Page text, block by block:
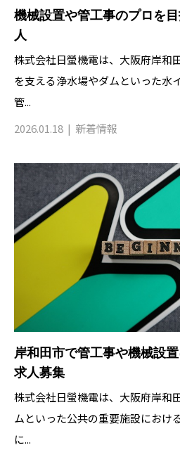
機械設置や管工事のプロを
人
株式会社日螢機電は、大阪府岸和
を支える浄水場やダムといった水
管...
2026.01.18
新着情報
岸和田市で管工事や機械設
求人募集
株式会社日螢機電は、大阪府岸和
ムといった公共の重要施設におけ
に...